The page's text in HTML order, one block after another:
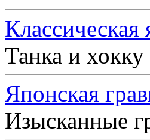
Классическая
Танка и
Японская
Изысканные